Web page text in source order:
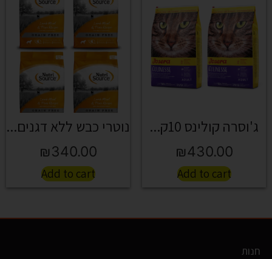
ג'וסרה קולינס 10ק...
₪430.00
Add to cart
נוטרי כבש ללא דגנים...
₪340.00
Add to cart
חנות